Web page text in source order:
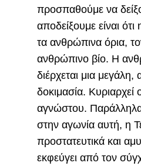
προσπαθούμε να
αποδείξουμε είναι
τα ανθρώπινα όρια,
ανθρώπινο βίο. Η
διέρχεται μια μεγάλη,
δοκιμασία.
αγνώστου. Παράλληλα
στην αγωνία αυτή, η
προστατευτικά και
εκφεύγει από τον